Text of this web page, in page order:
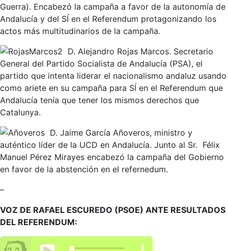
Guerra). Encabezó la campaña a favor de la autonomía de
Andalucía y del SÍ en el Referendum protagonizando los
actos más multitudinarios de la campaña.
D. Alejandro Rojas Marcos. Secretario
General del Partido Socialista de Andalucía (PSA), el
partido que intenta liderar el nacionalismo andaluz usando
como ariete en su campaña para SÍ en el Referendum que
Andalucía tenía que tener los mismos derechos que
Catalunya.
D. Jaime García Añoveros, ministro y
auténtico líder de la UCD en Andalucía. Junto al Sr. Félix
Manuel Pérez Mirayes encabezó la campaña del Gobierno
en favor de la abstención en el refernedum.
–
VOZ DE RAFAEL ESCUREDO (PSOE) ANTE RESULTADOS
DEL REFERENDUM: